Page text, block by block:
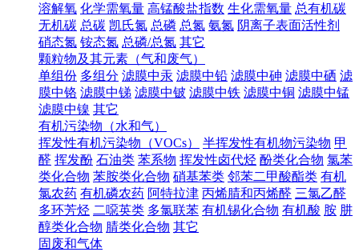
溶解氧 化学需氧量 高锰酸盐指数 生化需氧量 总有机碳
无机碳 总碳 凯氏氮 总磷 总氮 氨氮 阴离子表面活性剂
硝态氮 铵态氮 总磷/总氮 其它
颗粒物及其元素（气和废气）
单组份 多组分 滤膜中汞 滤膜中铅 滤膜中砷 滤膜中硒 滤
膜中铬 滤膜中锑 滤膜中铍 滤膜中铁 滤膜中铜 滤膜中锰
滤膜中镍 其它
有机污染物（水和气）
挥发性有机污染物（VOCs）
半挥发性有机物污染物 甲
醛 挥发酚 石油类 苯系物 挥发性卤代烃 酚类化合物 氯苯
类化合物 苯胺类化合物 硝基苯类 邻苯二甲酸酯类 有机
氯农药 有机磷农药 阿特拉津 丙烯腈和丙烯醛 三氯乙醛
多环芳烃 二噁英类 多氯联苯 有机锡化合物 有机酸 胺 肼
醇类化合物 腈类化合物 其它
固废和气体